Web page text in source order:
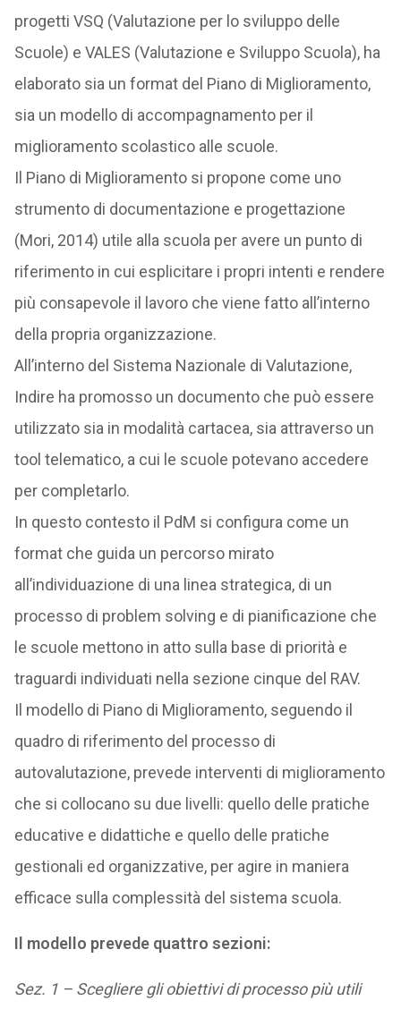
progetti VSQ (Valutazione per lo sviluppo delle
Scuole) e VALES (Valutazione e Sviluppo Scuola), ha
elaborato sia un format del Piano di Miglioramento,
sia un modello di accompagnamento per il
miglioramento scolastico alle scuole.
Il Piano di Miglioramento si propone come uno
strumento di documentazione e progettazione
(Mori, 2014) utile alla scuola per avere un punto di
riferimento in cui esplicitare i propri intenti e rendere
più consapevole il lavoro che viene fatto all’interno
della propria organizzazione.
All’interno del Sistema Nazionale di Valutazione,
Indire ha promosso un documento che può essere
utilizzato sia in modalità cartacea, sia attraverso un
tool telematico, a cui le scuole potevano accedere
per completarlo.
In questo contesto il PdM si configura come un
format che guida un percorso mirato
all’individuazione di una linea strategica, di un
processo di problem solving e di pianificazione che
le scuole mettono in atto sulla base di priorità e
traguardi individuati nella sezione cinque del RAV.
Il modello di Piano di Miglioramento, seguendo il
quadro di riferimento del processo di
autovalutazione, prevede interventi di miglioramento
che si collocano su due livelli: quello delle pratiche
educative e didattiche e quello delle pratiche
gestionali ed organizzative, per agire in maniera
efficace sulla complessità del sistema scuola.
Il modello prevede quattro sezioni:
Sez. 1 – Scegliere gli obiettivi di processo più utili